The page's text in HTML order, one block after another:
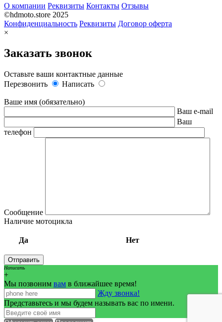
О компании Реквизиты Контакты Отзывы
©hdmoto.store 2025
Конфиденциальность Реквизиты Договор оферта
×
Заказать звонок
Оставьте ваши контактные данные
Перезвонить
Написать
Ваше имя (обязательно)
Ваш e-mail
Ваш
телефон
Сообщение
Наличие мотоцикла
Да Нет
Написать
+
Мы позвоним вам в ближайшее время!
Жду звонка!
Представьтесь и мы будем называть вас по имени.